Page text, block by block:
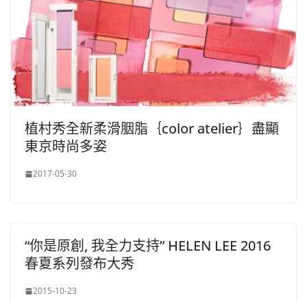
植村秀全新柔滑胭脂｛color atelier｝盡顯
東京時尚多姿
2017-05-30
“你是原創, 我全力支持” HELEN LEE 2016
春夏系列發布大秀
2015-10-23